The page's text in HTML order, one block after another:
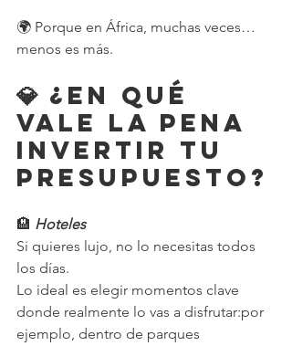
🌍 Porque en África, muchas veces…
menos es más.
💎 ¿En qué
vale la pena
invertir tu
presupuesto?
🏨 Hoteles
Si quieres lujo, no lo necesitas todos
los días.
Lo ideal es elegir momentos clave
donde realmente lo vas a disfrutar:por
ejemplo, dentro de parques